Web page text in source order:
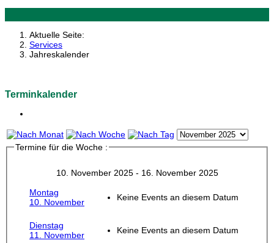
Aktuelle Seite:
Services
Jahreskalender
Terminkalender
Termine für die Woche :
10. November 2025 - 16. November 2025
Montag
10. November
Keine Events an diesem Datum
Dienstag
11. November
Keine Events an diesem Datum